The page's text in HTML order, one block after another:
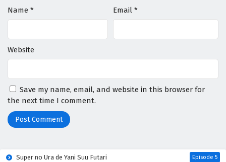
Name * Email *
Website
Save my name, email, and website in this browser for
the next time I comment.
Super no Ura de Yani Suu Futari Episode 5